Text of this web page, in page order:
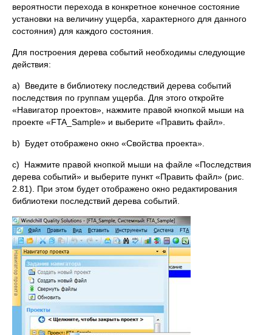
вероятности перехода в конкретное конечное состояние
установки на величину ущерба, характерного для данного
состояния) для каждого состояния.
Для построения дерева событий необходимы следующие
действия:
a) Введите в библиотеку последствий дерева событий
последствия по группам ущерба. Для этого откройте
«Навигатор проектов», нажмите правой кнопкой мыши на
проекте «FTA_Sample» и выберите «Править файл».
b) Будет отображено окно «Свойства проекта».
c) Нажмите правой кнопкой мыши на файле «Последствия
дерева событий» и выберите пункт «Править файл» (рис.
2.81). При этом будет отображено окно редактирования
библиотеки последствий дерева событий.